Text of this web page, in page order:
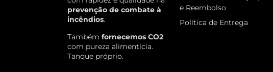
prevenção de combate à
incêndios.
Também fornecemos CO2
com pureza alimentícia.
Tanque próprio.
e Reembolso
Política de Entrega